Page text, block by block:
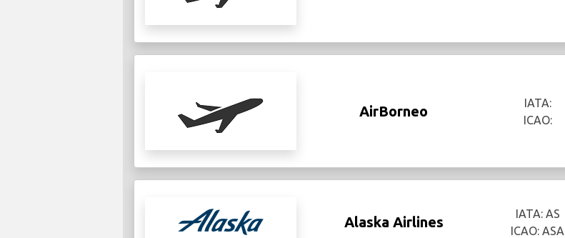
AirBorneo
IATA:
ICAO:
Alaska Airlines
IATA: AS
ICAO: ASA